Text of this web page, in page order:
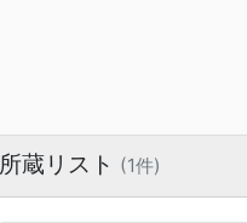
所蔵リスト (1件)